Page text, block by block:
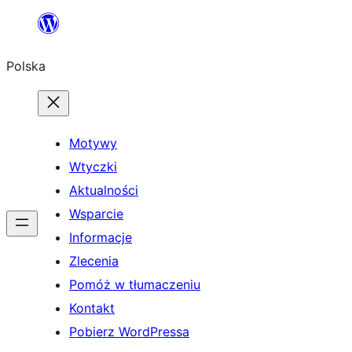
Przejdź
treści
Polska
Motywy
Wtyczki
Aktualności
Wsparcie
Informacje
Zlecenia
Pomóż w tłumaczeniu
Kontakt
Pobierz WordPressa